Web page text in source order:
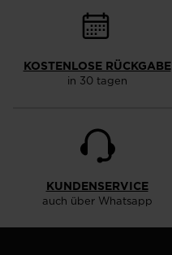
KOSTENLOSE RÜCKGABE
in 30 tagen
KUNDENSERVICE
auch über Whatsapp